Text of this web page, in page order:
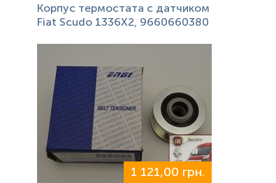
Корпус термостата с датчиком
Fiat Scudo 1336X2, 9660660380
1 121,00 грн.